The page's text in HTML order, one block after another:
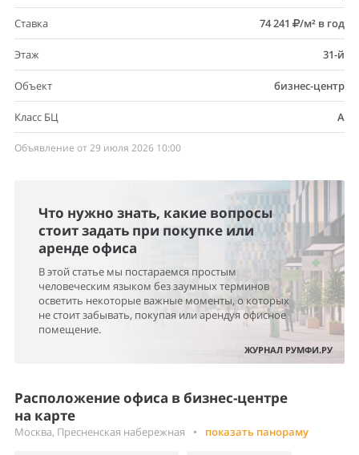
Ставка 74 241 /м² в год
Этаж 31-й
Объект бизнес-центр
Класс БЦ A
Объявление от 29 июля 2026 10:00
Что нужно знать, какие вопросы
стоит задать при покупке или
аренде офиса
В этой статье мы постараемся простым
человеческим языком без заумных терминов
осветить некоторые важные моменты, о которых
не стоит забывать, покупая или арендуя офисное
помещение.
ЖУРНАЛ РУМФИ.РУ
Расположение офиса в бизнес-центре
на карте
Москва, Пресненская набережная • показать панораму